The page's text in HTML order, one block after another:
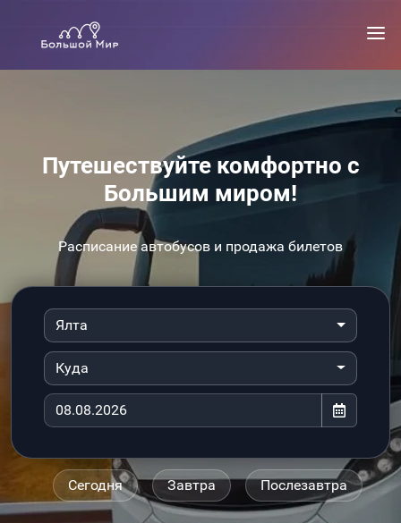
Путешествуйте комфортно с
Большим миром!
Расписание автобусов и продажа билетов
Ялта
Куда
Сегодня Завтра Послезавтра